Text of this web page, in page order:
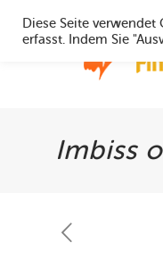
Imbiss
Diese Seite
erfasst. Indem Sie